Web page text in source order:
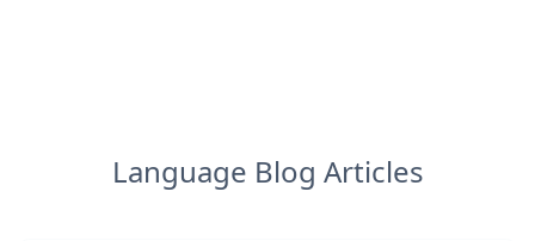
Language Blog Articles